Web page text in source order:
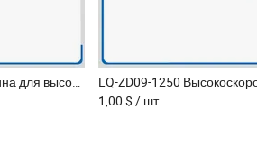
LQ-FHG-1250 Машина для высокоскоростной сухой ламинации для гибкой упаковки
1,00 $ / шт.